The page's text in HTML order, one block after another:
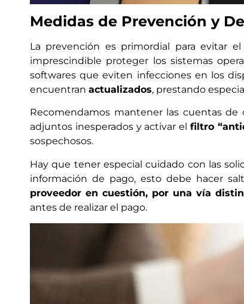
Medidas de Prevención y
La prevención es primordial para evitar
imprescindible proteger los sistemas
softwares que eviten infecciones en los
encuentran actualizados, prestando
Recomendamos mantener las cuentas
adjuntos inesperados y activar elfiltro
sospechosos.
Hay que tener especial cuidado con las
información de pago, esto debe hacer
proveedor en cuestión, por una vía
antes de realizar el pago.